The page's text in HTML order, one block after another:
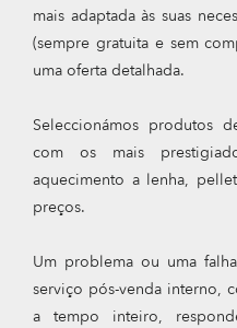
mais adaptada às suas
(sempre gratuita e sem
uma oferta detalhada.
Seleccionámos produtos
com os mais
aquecimento a lenha,
preços.
Um problema ou uma
serviço pós-venda interno,
a tempo inteiro,